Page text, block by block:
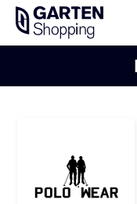
Skip
content